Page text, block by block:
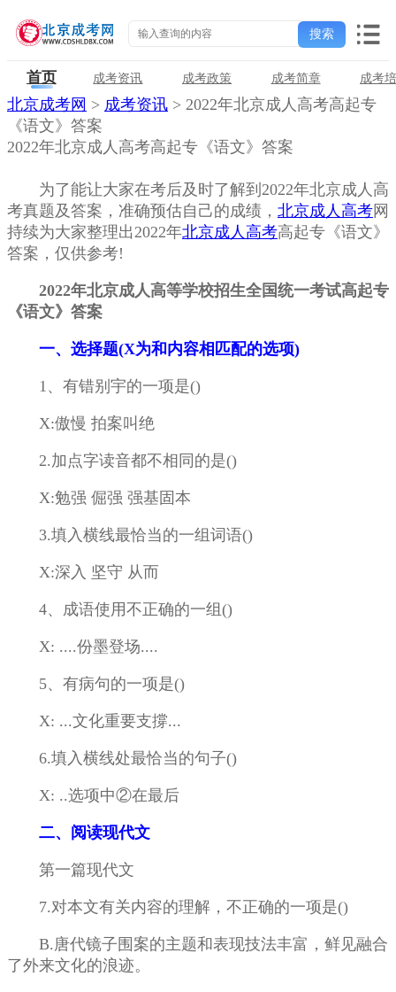
首页 成考资讯 成考政策 成考简章 成考
北京成考网 > 成考资讯 > 2022年北京成人高考高起专
《语文》答案
2022年北京成人高考高起专《语文》答案
为了能让大家在考后及时了解到2022年北京成人高
考真题及答案，准确预估自己的成绩， 北京成人高考网
持续为大家整理出2022年北京成人高考高起专《语文》
答案，仅供参考!
2022年北京成人高等学校招生全国统一考试高起专
《语文》答案
一、选择题(X为和内容相匹配的选项)
1、有错别宇的一项是()
X:傲慢 拍案叫绝
2.加点字读音都不相同的是()
X:勉强 倔强 强基固本
3.填入横线最恰当的一组词语()
X:深入 坚守 从而
4、成语使用不正确的一组()
X: ....份墨登场....
5、有病句的一项是()
X: ...文化重要支撐...
6.填入横线处最恰当的句子()
X: ..选项中②在最后
二、阅读现代文
第一篇现代文
7.对本文有关内容的理解，不正确的一项是()
B.唐代镜子围案的主题和表现技法丰富，鲜见融合
了外来文化的浪迹。